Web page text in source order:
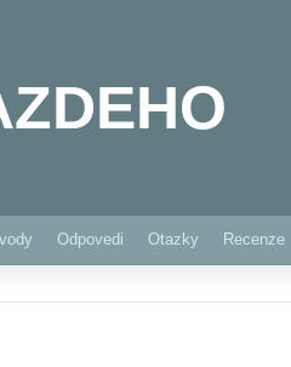
Odpovedi Otazky Recenze